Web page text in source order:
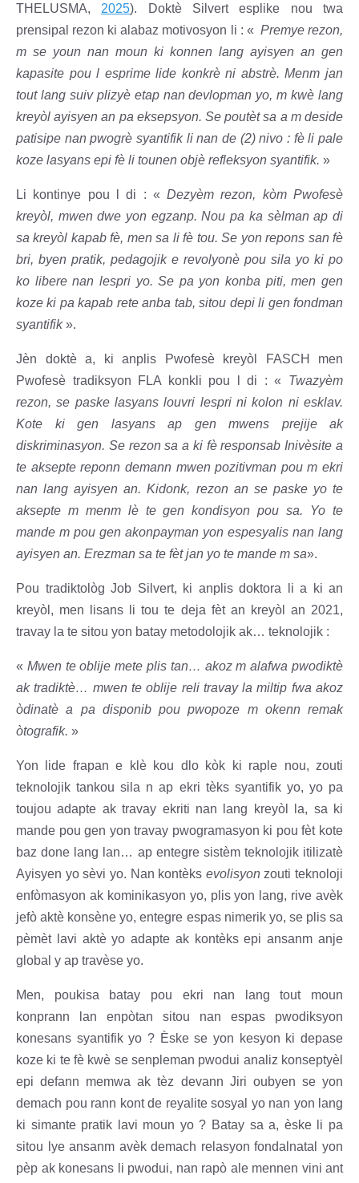
THELUSMA, 2025). Doktè Silvert esplike nou twa
prensipal rezon ki alabaz motivosyon li : « Premye rezon,
m se youn nan moun ki konnen lang ayisyen an gen
kapasite pou l esprime lide konkrè ni abstrè. Menm jan
tout lang suiv plizyè etap nan devlopman yo, m kwè lang
kreyòl ayisyen an pa eksepsyon. Se poutèt sa a m deside
patisipe nan pwogrè syantifik li nan de (2) nivo : fè li pale
koze lasyans epi fè li tounen objè refleksyon syantifik. »
Li kontinye pou l di : «Dezyèm rezon, kòm Pwofesè
kreyòl, mwen dwe yon egzanp. Nou pa ka sèlman ap di
sa kreyòl kapab fè, men sa li fè tou. Se yon repons san fè
bri, byen pratik, pedagojik e revolyonè pou sila yo ki po
ko libere nan lespri yo. Se pa yon konba piti, men gen
koze ki pa kapab rete anba tab, sitou depi li gen fondman
syantifik».
Jèn doktè a, ki anplis Pwofesè kreyòl FASCH men
Pwofesè tradiksyon FLA konkli pou l di : « Twazyèm
rezon, se paske lasyans louvri lespri ni kolon ni esklav.
Kote ki gen lasyans ap gen mwens prejije ak
diskriminasyon. Se rezon sa a ki fè responsab Inivèsite a
te aksepte reponn demann mwen pozitivman pou m ekri
nan lang ayisyen an. Kidonk, rezon an se paske yo te
aksepte m menm lè te gen kondisyon pou sa. Yo te
mande m pou gen akonpayman yon espesyalis nan lang
ayisyen an. Erezman sa te fèt jan yo te mande m sa».
Pou tradiktològ Job Silvert, ki anplis doktora li a ki an
kreyòl, men lisans li tou te deja fèt an kreyòl an 2021,
travay la te sitou yon batay metodolojik ak… teknolojik :
« Mwen te oblije mete plis tan… akoz m alafwa pwodiktè
ak tradiktè… mwen te oblije reli travay la miltip fwa akoz
òdinatè a pa disponib pou pwopoze m okenn remak
òtografik. »
Yon lide frapan e klè kou dlo kòk ki raple nou, zouti
teknolojik tankou sila n ap ekri tèks syantifik yo, yo pa
toujou adapte ak travay ekriti nan lang kreyòl la, sa ki
mande pou gen yon travay pwogramasyon ki pou fèt kote
baz done lang lan… ap entegre sistèm teknolojik itilizatè
Ayisyen yo sèvi yo. Nan kontèks evolisyonzouti teknoloji
enfòmasyon ak kominikasyon yo, plis yon lang, rive avèk
jefò aktè konsène yo, entegre espas nimerik yo, se plis sa
pèmèt lavi aktè yo adapte ak kontèks epi ansanm anje
global y ap travèse yo.
Men, poukisa batay pou ekri nan lang tout moun
konprann lan enpòtan sitou nan espas pwodiksyon
konesans syantifik yo ? Èske se yon kesyon ki depase
koze ki te fè kwè se senpleman pwodui analiz konseptyèl
epi defann memwa ak tèz devann Jiri oubyen se yon
demach pou rann kont de reyalite sosyal yo nan yon lang
ki simante pratik lavi moun yo ? Batay sa a, èske li pa
sitou lye ansanm avèk demach relasyon fondalnatal yon
pèp ak konesans li pwodui, nan rapò ale mennen vini ant